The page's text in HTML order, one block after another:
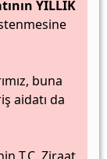
YILLIK
buna
aidatı da